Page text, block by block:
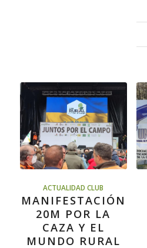
ACTUALIDAD CLUB
MANIFESTACIÓN
20M POR LA
CAZA Y EL
MUNDO RURAL